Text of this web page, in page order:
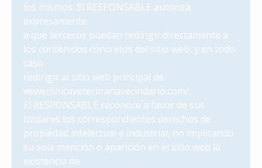
los mismos. El RESPONSABLE autoriza
expresamente
a que terceros puedan redirigir directamente a
los contenidos concretos del sitio web, y en todo
caso
redirigir al sitio web principal de
www.clinicaveterinariavecindario.com/.
El RESPONSABLE reconoce a favor de sus
titulares los correspondientes derechos de
propiedad intelectual e industrial, no implicando
su sola mención o aparición en el sitio web la
existencia de